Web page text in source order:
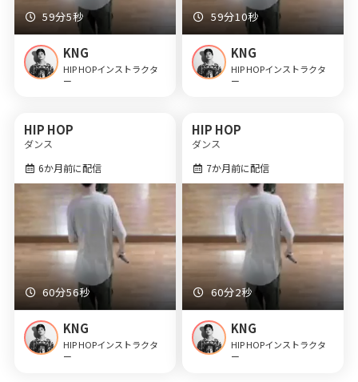
59分5秒
KNG
HIP HOPインストラクタ
ー
59分10秒
KNG
HIP HOPインストラクタ
ー
HIP HOP
ダンス
6か月前に配信
60分56秒
KNG
HIP HOPインストラクタ
ー
HIP HOP
ダンス
7か月前に配信
60分2秒
KNG
HIP HOPインストラクタ
ー